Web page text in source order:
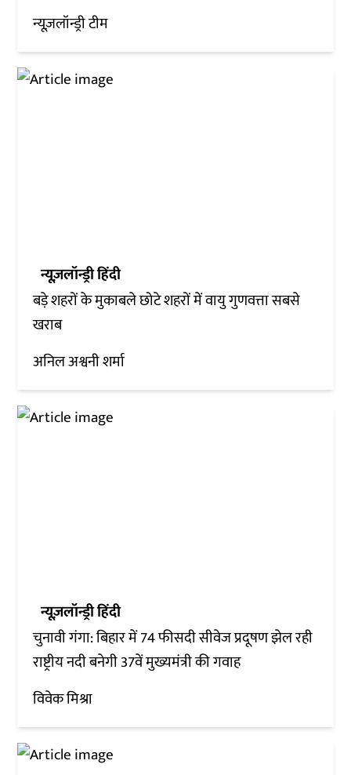
न्यूज़लॉन्ड्री टीम
न्यूज़लॉन्ड्री हिंदी
बड़े शहरों के मुकाबले छोटे शहरों में वायु गुणवत्ता सबसे
खराब
अनिल अश्वनी शर्मा
न्यूज़लॉन्ड्री हिंदी
चुनावी गंगा: बिहार में 74 फीसदी सीवेज प्रदूषण झेल रही
राष्ट्रीय नदी बनेगी 37वें मुख्यमंत्री की गवाह
विवेक मिश्रा